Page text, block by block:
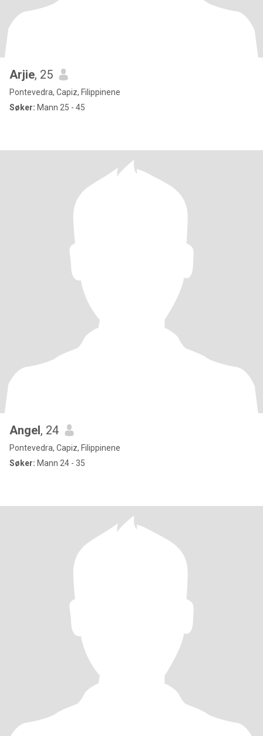
Arjie, 25
Pontevedra, Capiz, Filippinene
Søker: Mann 25 - 45
Angel, 24
Pontevedra, Capiz, Filippinene
Søker: Mann 24 - 35